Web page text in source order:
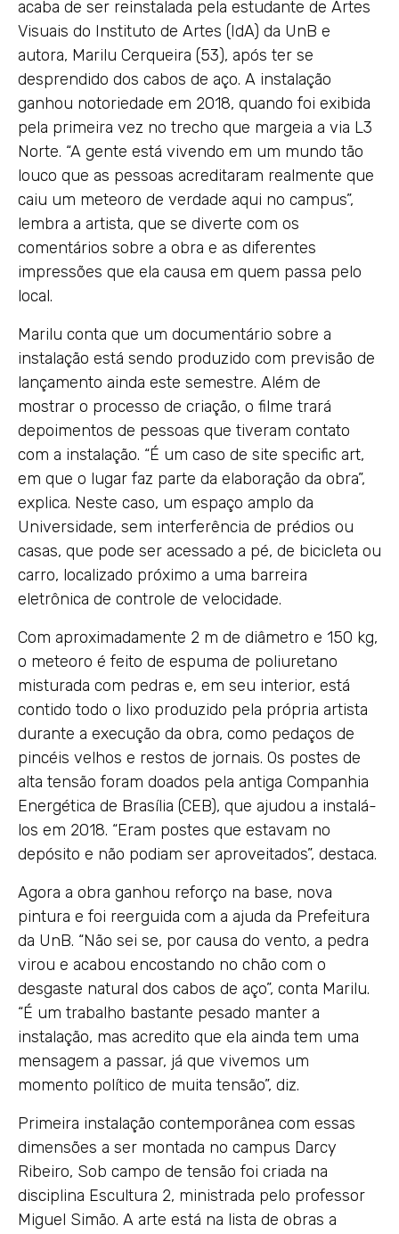
acaba de ser reinstalada pela estudante de Artes
Visuais do Instituto de Artes (IdA) da UnB e
autora, Marilu Cerqueira (53), após ter se
desprendido dos cabos de aço. A instalação
ganhou notoriedade em 2018, quando foi exibida
pela primeira vez no trecho que margeia a via L3
Norte. “A gente está vivendo em um mundo tão
louco que as pessoas acreditaram realmente que
caiu um meteoro de verdade aqui no campus”,
lembra a artista, que se diverte com os
comentários sobre a obra e as diferentes
impressões que ela causa em quem passa pelo
local.
Marilu conta que um documentário sobre a
instalação está sendo produzido com previsão de
lançamento ainda este semestre. Além de
mostrar o processo de criação, o filme trará
depoimentos de pessoas que tiveram contato
com a instalação. “É um caso de site specific art,
em que o lugar faz parte da elaboração da obra”,
explica. Neste caso, um espaço amplo da
Universidade, sem interferência de prédios ou
casas, que pode ser acessado a pé, de bicicleta ou
carro, localizado próximo a uma barreira
eletrônica de controle de velocidade.
Com aproximadamente 2 m de diâmetro e 150 kg,
o meteoro é feito de espuma de poliuretano
misturada com pedras e, em seu interior, está
contido todo o lixo produzido pela própria artista
durante a execução da obra, como pedaços de
pincéis velhos e restos de jornais. Os postes de
alta tensão foram doados pela antiga Companhia
Energética de Brasília (CEB), que ajudou a instalá-
los em 2018. “Eram postes que estavam no
depósito e não podiam ser aproveitados”, destaca.
Agora a obra ganhou reforço na base, nova
pintura e foi reerguida com a ajuda da Prefeitura
da UnB. “Não sei se, por causa do vento, a pedra
virou e acabou encostando no chão com o
desgaste natural dos cabos de aço”, conta Marilu.
“É um trabalho bastante pesado manter a
instalação, mas acredito que ela ainda tem uma
mensagem a passar, já que vivemos um
momento político de muita tensão”, diz.
Primeira instalação contemporânea com essas
dimensões a ser montada no campus Darcy
Ribeiro, Sob campo de tensão foi criada na
disciplina Escultura 2, ministrada pelo professor
Miguel Simão. A arte está na lista de obras a